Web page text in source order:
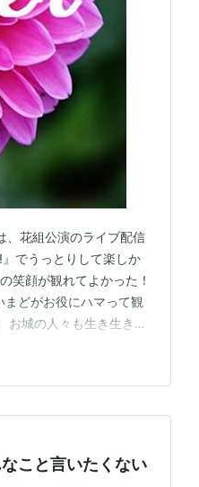
、花組公演のライブ配信
でうっとりして楽しか
笑顔が観れてよかった！
どがお役にハマって観
お城の人々も生き生きし
始まるあのオープニン
こと言いたくない